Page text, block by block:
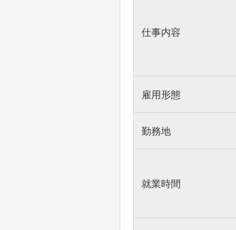
仕事内容
雇用形態
勤務地
就業時間